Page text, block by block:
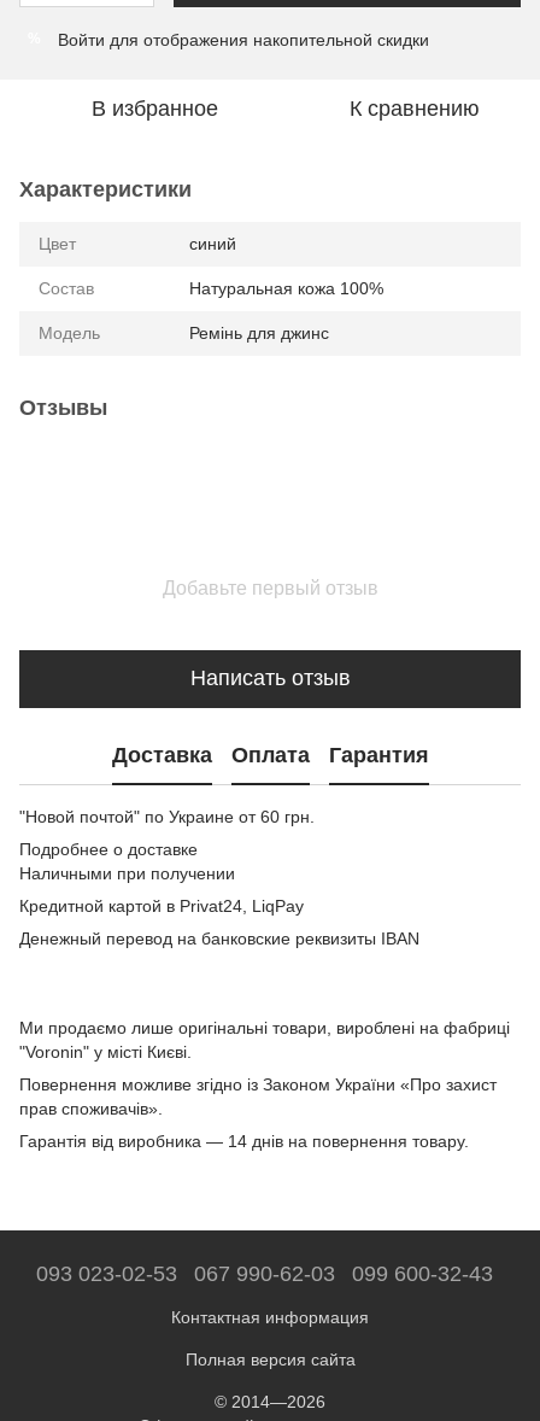
Войти для отображения накопительной скидки
В избранное К сравнению
Характеристики
Цвет синий
Состав Натуральная кожа 100%
Модель Ремiнь для джинс
Отзывы
Добавьте первый отзыв
Написать отзыв
Доставка Оплата Гарантия
"Новой почтой" по Украине от 60 грн.
Подробнее о доставке
Наличными при получении
Кредитной картой в Privat24, LiqPay
Денежный перевод на банковские реквизиты IBAN
Ми продаємо лише оригінальні товари, вироблені на фабриці
"Voronin" у місті Києві.
Повернення можливе згідно із Законом України «Про захист
прав споживачів».
Гарантія від виробника — 14 днів на повернення товару.
093 023-02-53 067 990-62-03 099 600-32-43
Контактная информация
Полная версия сайта
© 2014—2026